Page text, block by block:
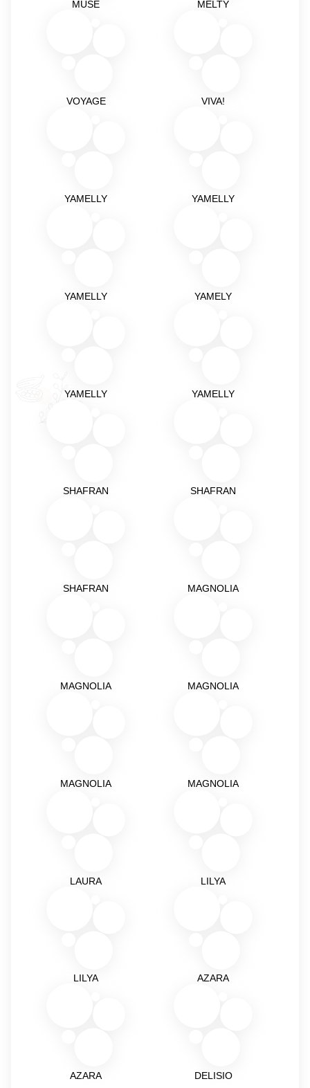
MUSE MELTY
VOYAGE VIVA!
YAMELLY YAMELLY
YAMELLY YAMELY
YAMELLY YAMELLY
SHAFRAN SHAFRAN
SHAFRAN MAGNOLIA
MAGNOLIA MAGNOLIA
MAGNOLIA MAGNOLIA
LAURA LILYA
LILYA AZARA
AZARA DELISIO